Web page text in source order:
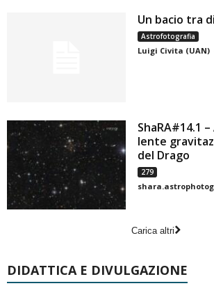
Un bacio tra
Astrofotografia
Luigi Civita (UAN)
ShaRA#14.1
lente
del Drago
279
Carica altri
DIDATTICA E DIVULGAZIONE